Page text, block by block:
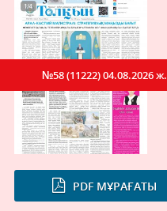
PDF МҰРАҒАТЫ
№58 (11222)04.08.2026 ж.